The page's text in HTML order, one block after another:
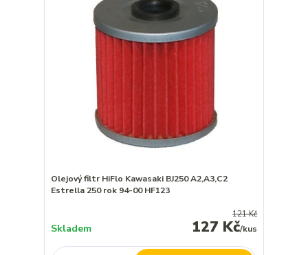
Olejový filtr HiFlo Kawasaki BJ250 A2,A3,C2
Estrella 250 rok 94-00 HF123
121 Kč
127 Kč/kus
Skladem